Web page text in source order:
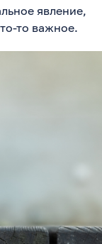
явление,
то важное.